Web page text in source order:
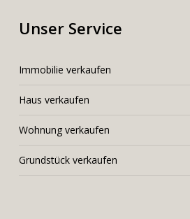
Unser Service
Immobilie verkaufen
Haus verkaufen
Wohnung verkaufen
Grundstück verkaufen